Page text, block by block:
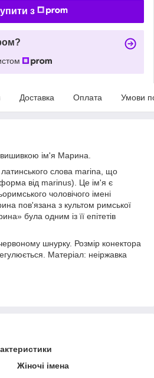
з
Доставка Оплата Умови
ім'я Марина.
слова marina, що
від marinus). Це ім'я є
чоловічого імені
пов'язана з культом римської
була одним із її епітетів
шнурку. Розмір конектора
Матеріал: неіржавка
Жіночі імена